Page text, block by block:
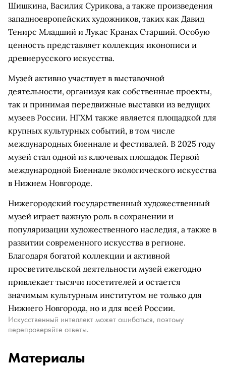
Шишкина, Василия Сурикова, а также произведения
западноевропейских художников, таких как Давид
Тенирс Младший и Лукас Кранах Старший. Особую
ценность представляет коллекция иконописи и
древнерусского искусства.
Музей активно участвует в выставочной
деятельности, организуя как собственные проекты,
так и принимая передвижные выставки из ведущих
музеев России. НГХМ также является площадкой для
крупных культурных событий, в том числе
международных биеннале и фестивалей. В 2025 году
музей стал одной из ключевых площадок Первой
международной Биеннале экологического искусства
в Нижнем Новгороде.
Нижегородский государственный художественный
музей играет важную роль в сохранении и
популяризации художественного наследия, а также в
развитии современного искусства в регионе.
Благодаря богатой коллекции и активной
просветительской деятельности музей ежегодно
привлекает тысячи посетителей и остается
значимым культурным институтом не только для
Нижнего Новгорода, но и для всей России.
Искусственный интеллект может ошибаться, поэтому
перепроверяйте ответы.
Материалы